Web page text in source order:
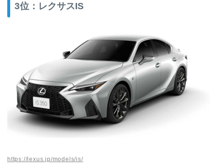
3位：レクサスIS
https://lexus.jp/models/is/